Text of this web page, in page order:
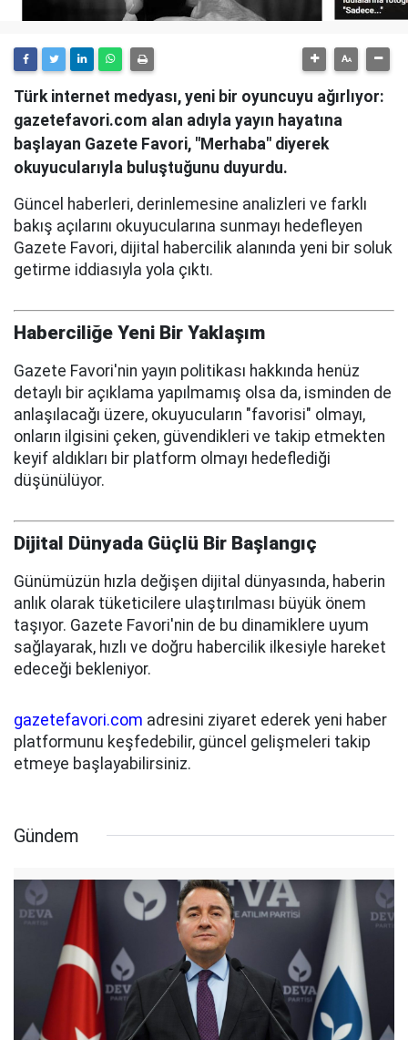
Türk internet medyası, yeni bir oyuncuyu ağırlıyor:
gazetefavori.com alan adıyla yayın hayatına
başlayan Gazete Favori, "Merhaba" diyerek
okuyucularıyla buluştuğunu duyurdu.
Güncel haberleri, derinlemesine analizleri ve farklı
bakış açılarını okuyucularına sunmayı hedefleyen
Gazete Favori, dijital habercilik alanında yeni bir soluk
getirme iddiasıyla yola çıktı.
Haberciliğe Yeni Bir Yaklaşım
Gazete Favori'nin yayın politikası hakkında henüz
detaylı bir açıklama yapılmamış olsa da, isminden de
anlaşılacağı üzere, okuyucuların "favorisi" olmayı,
onların ilgisini çeken, güvendikleri ve takip etmekten
keyif aldıkları bir platform olmayı hedeflediği
düşünülüyor.
Dijital Dünyada Güçlü Bir Başlangıç
Günümüzün hızla değişen dijital dünyasında, haberin
anlık olarak tüketicilere ulaştırılması büyük önem
taşıyor. Gazete Favori'nin de bu dinamiklere uyum
sağlayarak, hızlı ve doğru habercilik ilkesiyle hareket
edeceği bekleniyor.
gazetefavori.com adresini ziyaret ederek yeni haber
platformunu keşfedebilir, güncel gelişmeleri takip
etmeye başlayabilirsiniz.
Gündem